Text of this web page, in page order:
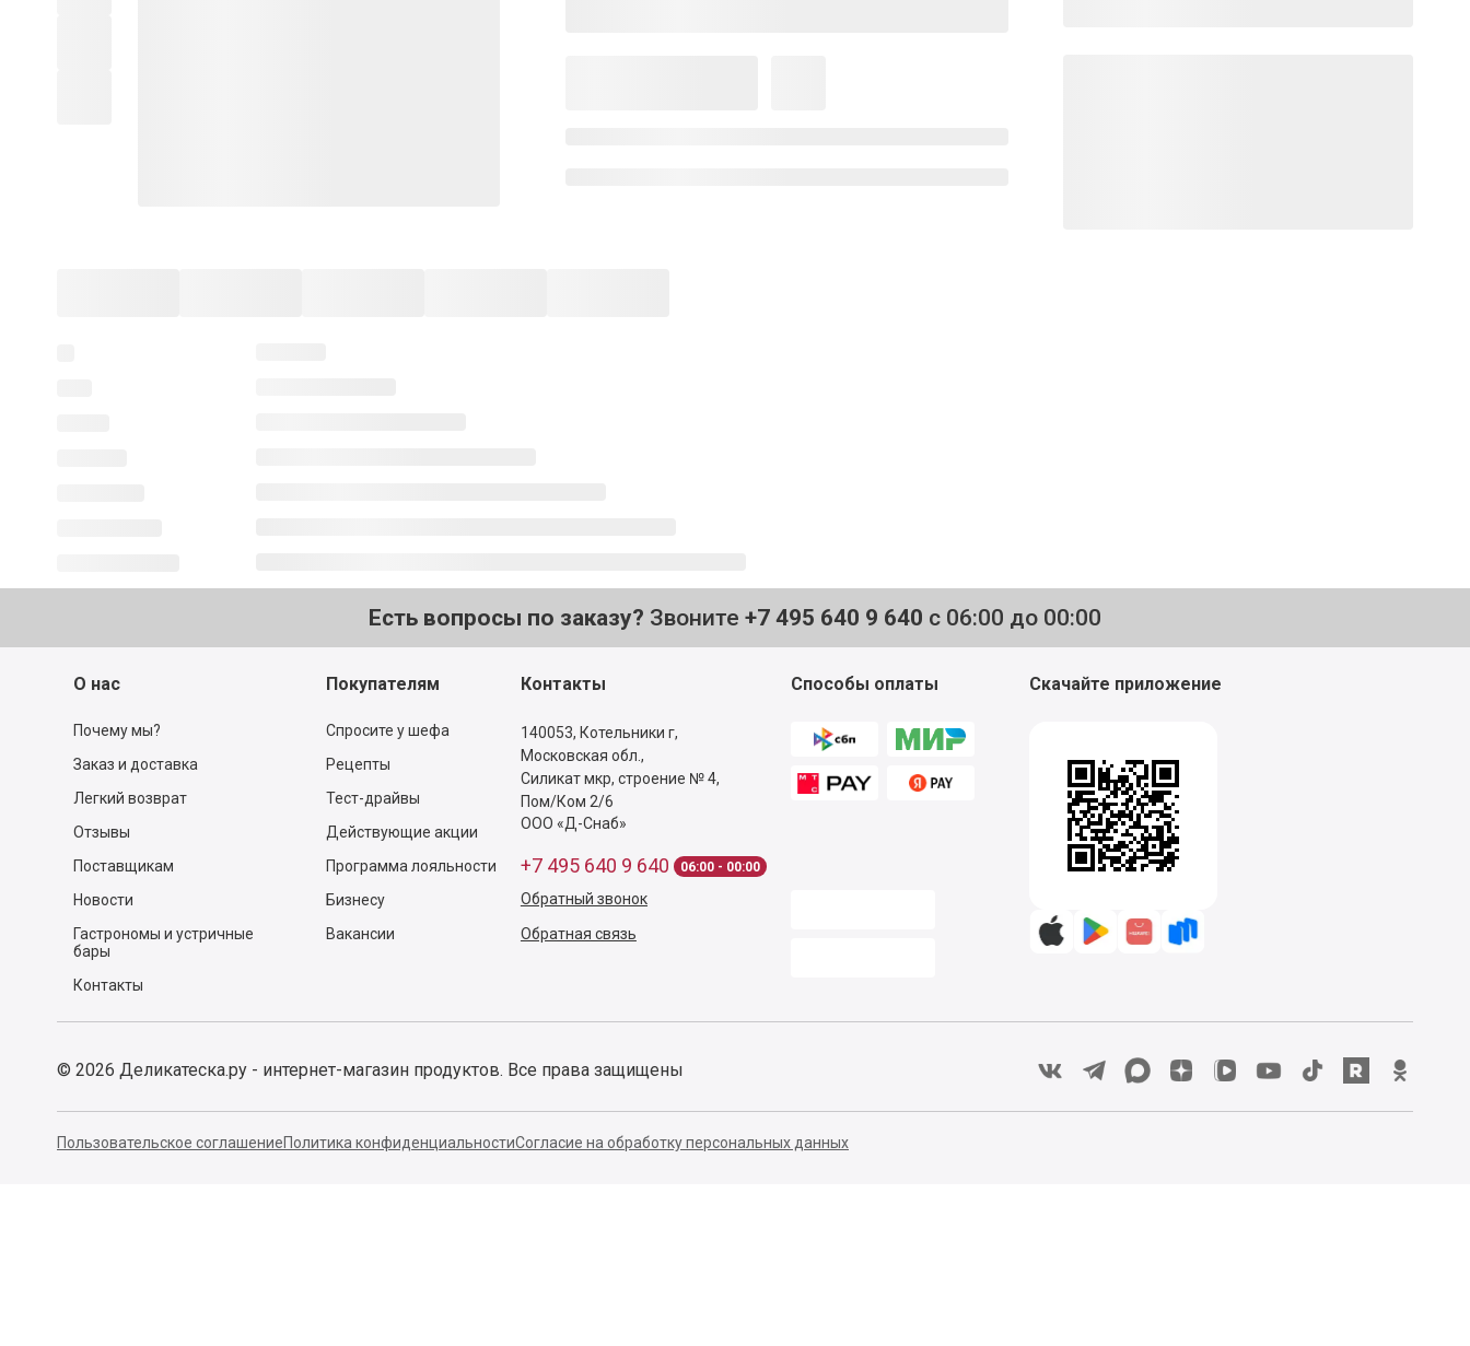
Есть вопросы по заказу? Звоните +7 495 640 9 640 с 06:00 до 00:00
О нас
Почему мы?
Заказ и доставка
Легкий возврат
Отзывы
Поставщикам
Новости
Гастрономы и устричные
бары
Контакты
Покупателям
Спросите у шефа
Рецепты
Тест-драйвы
Действующие акции
Программа лояльности
Бизнесу
Вакансии
Контакты
140053, Котельники г,
Московская обл.,
Силикат мкр, строение № 4,
Пом/Ком 2/6
ООО «Д-Снаб»
+7 495 640 9 640 06:00 - 00:00
Обратный звонок
Обратная связь
Способы оплаты Скачайте приложение
© 2026 Деликатеска.ру - интернет-магазин продуктов. Все права защищены
Пользовательское соглашениеПолитика конфиденциальностиСогласие на обработку персональных данных